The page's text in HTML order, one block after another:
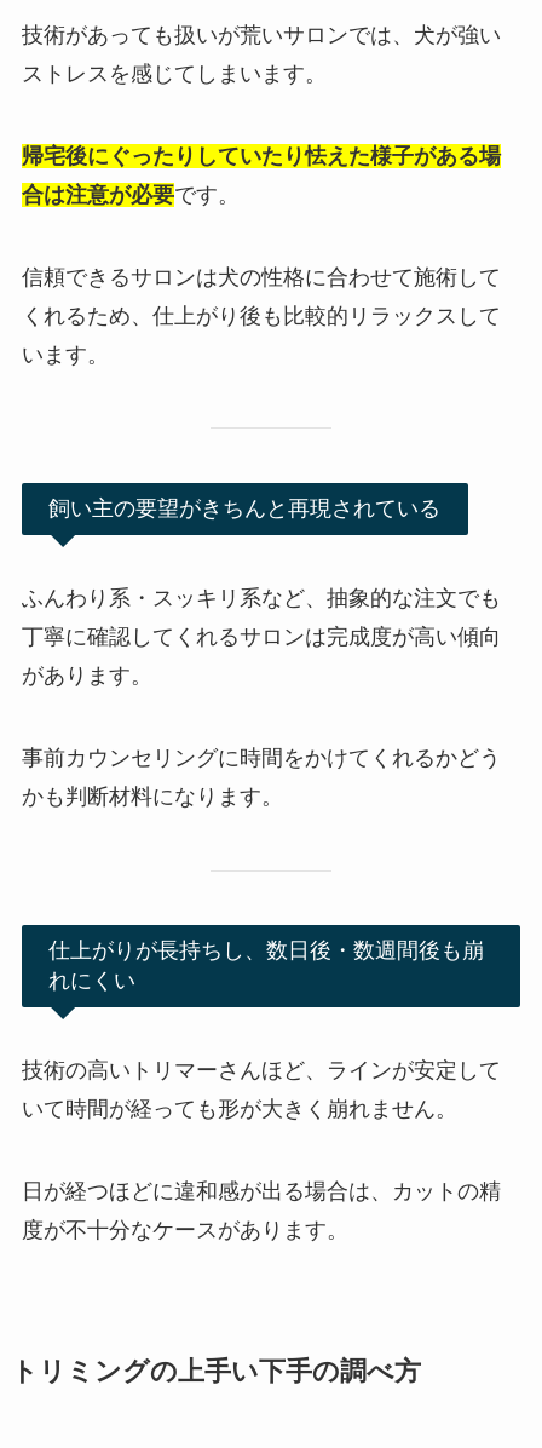
技術があっても扱いが荒いサロンでは、犬が強い
ストレスを感じてしまいます。
帰宅後にぐったりしていたり怯えた様子がある場
合は注意が必要です。
信頼できるサロンは犬の性格に合わせて施術して
くれるため、仕上がり後も比較的リラックスして
います。
飼い主の要望がきちんと再現されている
ふんわり系・スッキリ系など、抽象的な注文でも
丁寧に確認してくれるサロンは完成度が高い傾向
があります。
事前カウンセリングに時間をかけてくれるかどう
かも判断材料になります。
仕上がりが長持ちし、数日後・数週間後も崩
れにくい
技術の高いトリマーさんほど、ラインが安定して
いて時間が経っても形が大きく崩れません。
日が経つほどに違和感が出る場合は、カットの精
度が不十分なケースがあります。
トリミングの上手い下手の調べ方